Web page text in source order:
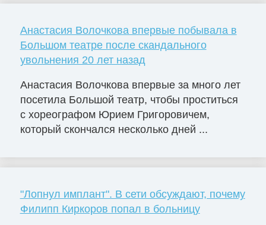
Анастасия Волочкова впервые побывала в
Большом театре после скандального
увольнения 20 лет назад
Анастасия Волочкова впервые за много лет
посетила Большой театр, чтобы проститься
с хореографом Юрием Григоровичем,
который скончался несколько дней ...
"Лопнул имплант". В сети обсуждают, почему
Филипп Киркоров попал в больницу